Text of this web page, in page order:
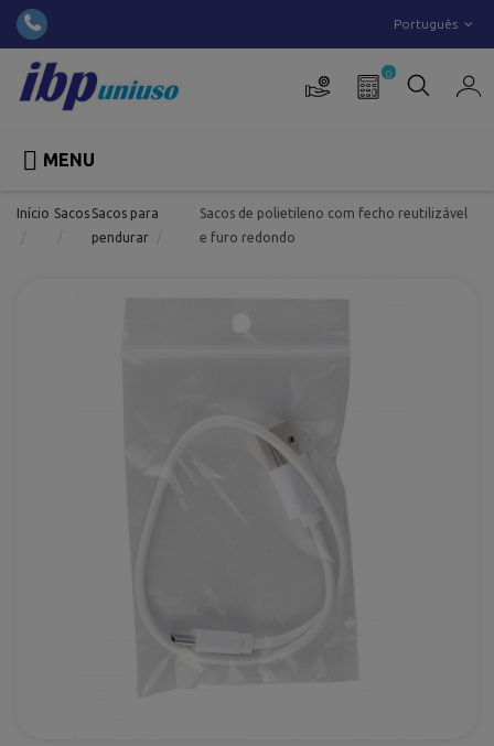
Português
0
 MENU
Início Sacos Sacos para
pendurar
Sacos de polietileno com fecho reutilizável
e furo redondo